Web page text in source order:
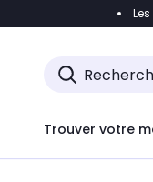
Accéder
Trouver votre